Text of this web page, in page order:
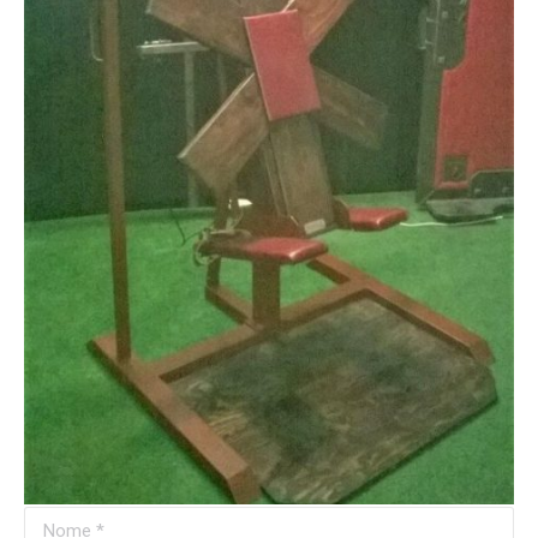
Nome *